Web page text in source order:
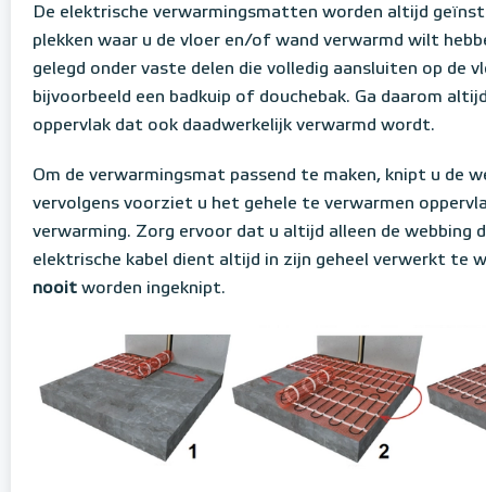
De elektrische verwarmingsmatten worden altijd
plekken waar u de vloer en/of wand verwarmd wilt
gelegd onder vaste delen die volledig aansluiten op de
bijvoorbeeld een badkuip of douchebak. Ga daarom
oppervlak dat ook daadwerkelijk verwarmd wordt.
Om de verwarmingsmat passend te maken, knipt u de
vervolgens voorziet u het gehele te verwarmen
verwarming. Zorg ervoor dat u altijd alleen de webbing
elektrische kabel dient altijd in zijn geheel verwerkt te
nooit worden ingeknipt.